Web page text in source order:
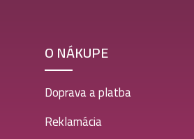
O NÁKUPE
Doprava a platba
Reklamácia